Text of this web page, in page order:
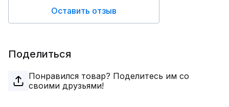
Оставить отзыв
Поделиться
Понравился товар? Поделитесь им со
своими друзьями!